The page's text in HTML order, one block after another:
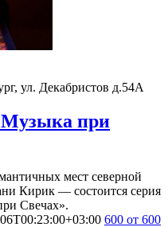
ул. Декабристов д.54А
при
мест северной
Кирик — состоится серия
Свечах».
600 от 600